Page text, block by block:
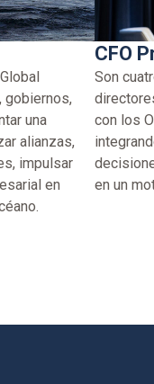
gobiernos,
una
alianzas,
impulsar
en
CFO
Son
con los
en un